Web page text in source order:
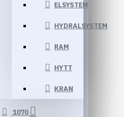
ELSYSTEM
HYDRALSYSTEM
RAM
HYTT
KRAN
1070